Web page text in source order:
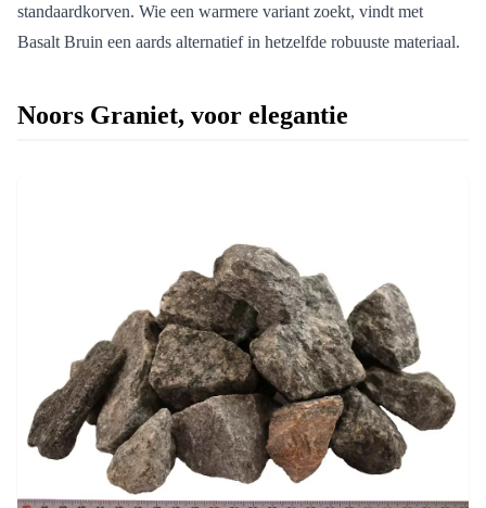
standaardkorven. Wie een warmere variant zoekt, vindt met
Basalt Bruin een aards alternatief in hetzelfde robuuste materiaal.
Noors Graniet, voor elegantie